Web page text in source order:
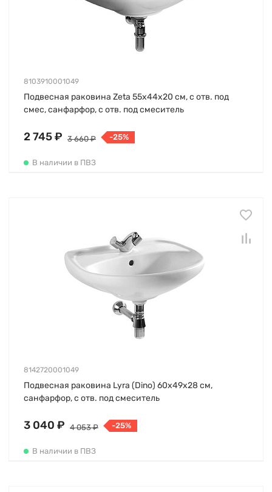
8103910001049
Подвесная раковина Zeta 55х44х20 см, с отв. под
смес, санфарфор, с отв. под смеситель
2 745 ₽ 3 660 ₽ -25%
В наличии в ПВЗ
8142720001049
Подвесная раковина Lyrа (Dino) 60х49х28 см,
санфарфор, с отв. под смеситель
3 040 ₽ 4 053 ₽ -25%
В наличии в ПВЗ